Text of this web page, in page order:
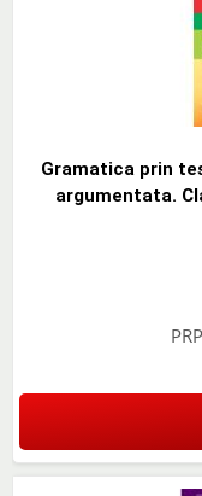
Gramatica prin
argumentata.